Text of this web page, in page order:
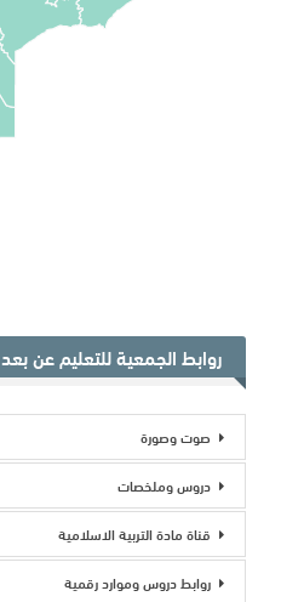
روابط الجمعية للتعليم عن بعد
صوت وصورة
دروس وملخصات
قناة مادة التربية الاسلامية
روابط دروس وموارد رقمية